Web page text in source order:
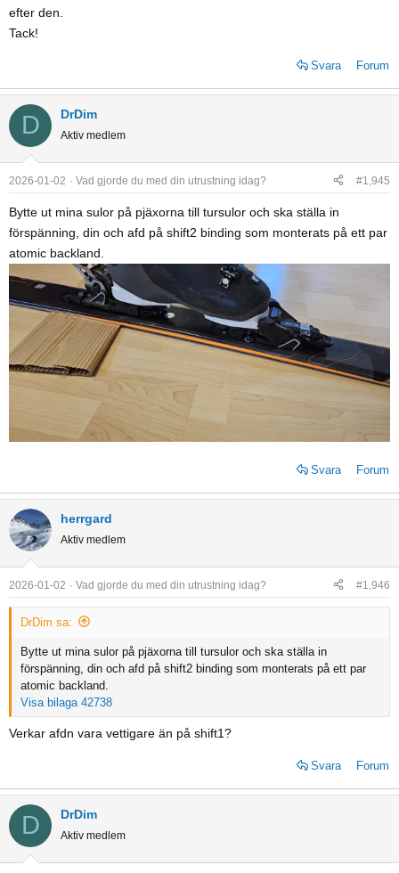
efter den.
Tack!
Svara Forum
D DrDim
Aktiv medlem
2026-01-02 Vad gjorde du med din utrustning idag? #1,945
Bytte ut mina sulor på pjäxorna till tursulor och ska ställa in
förspänning, din och afd på shift2 binding som monterats på ett par
atomic backland.
Svara Forum
herrgard
Aktiv medlem
2026-01-02 Vad gjorde du med din utrustning idag? #1,946
DrDim sa:
Bytte ut mina sulor på pjäxorna till tursulor och ska ställa in
förspänning, din och afd på shift2 binding som monterats på ett par
atomic backland.
Visa bilaga 42738
Verkar afdn vara vettigare än på shift1?
Svara Forum
D DrDim
Aktiv medlem